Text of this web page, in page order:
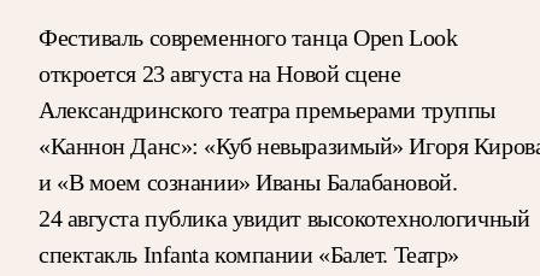
Фестиваль современного танца Open Look
откроется 23 августа на Новой сцене
Александринского театра премьерами труппы
«Каннон Данс»: «Куб невыразимый» Игоря
и «В моем сознании» Иваны Балабановой.
24 августа публика увидит высокотехнологичный
спектакль Infanta компании «Балет. Театр»